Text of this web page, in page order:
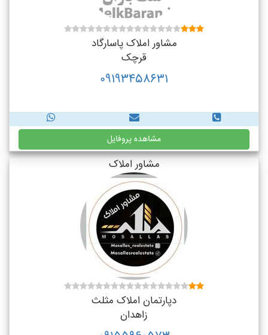
مشاور املاک پاسارگاد
قرچک
09193458631
مشاهده پروفایل
مشاور املاک
دپارتمان املاک مثلث
زاهدان